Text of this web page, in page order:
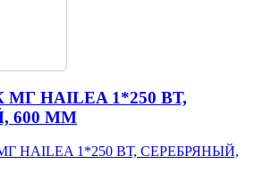
HAILEA 1*250 ВТ,
600 ММ